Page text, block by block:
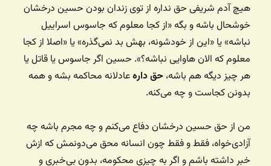
هیچ آدم شریفی حق نداره از توی زندان بودن حسین درخشان
خوشحال باشه و بگه «از کجا معلوم که جاسوس اسراییل
نباشه» یا «این از خودشونه، بهش بد نمی‌گذره» یا «اصلا از کجا
معلوم که الان هاوایی نباشه؟». حسین اگر جاسوس یا قاتل یا
هر چیز دیگه هم باشه،‌حق دارهعادلانه محاکمه بشه و همه
بدونن کجاست و چه می‌کنه.
من از حق حسین درخشان دفاع می‌کنم و چه مجرم باشه چه
آزادی‌خواه، فقط و فقط چون انسانه محق می‌دونمش که ازش
خبر داشته باشم و اگر به چیزی محکومه،‌ بدون بی‌خبری و